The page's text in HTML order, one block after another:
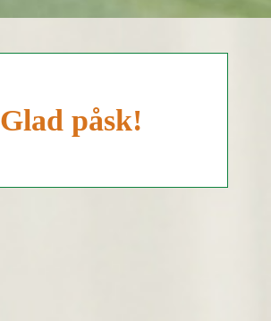
Glad påsk!